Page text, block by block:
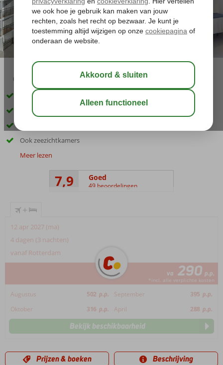
02:45 aug 29°C
Prachtig uitzicht over de baai van San Antonio
Direct aan het strand, vergeet je slippers niet
Ook zeezichtkamers
Meer lezen
7,9 Goed
49 beoordelingen
+
12 apr 2027 (ma)
4 dagen (3 nachten)
vanaf Rotterdam
va 290 p.p.
*incl. alle verplichte kosten
Augustus 502 p.p. September 395 p.p.
Oktober
316 p.p. April 288 p.p.
Bekijk beschikbaarheid
Prijzen & boeken Beschrijving